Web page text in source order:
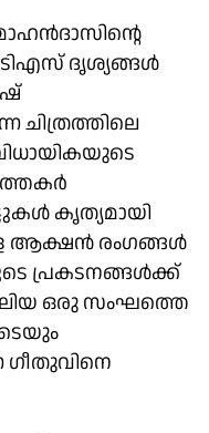
ദൃശ്യങ്ങൾ
ചിത്രത്തിലെ
കൃത്യമായി
ആക്ഷൻ രംഗങ്ങൾ
പ്രകടനങ്ങൾക്ക്
ഒരു സംഘത്തെ